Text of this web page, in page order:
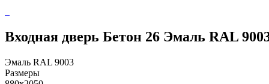
Входная дверь Бетон 26 Эмаль RAL
Эмаль RAL 9003
Размеры